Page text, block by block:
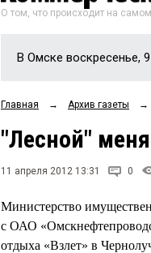
О том, что происходит на
В Омске воскресенье,
Главная → Архив газеты →
"Лесной"
11 апреля 2012 13:31 0
Министерство
с ОАО
отдыха «Взлет» в